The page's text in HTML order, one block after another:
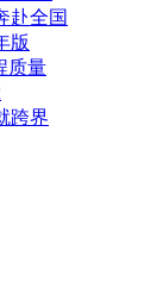
赴全国
版
质量
跨界